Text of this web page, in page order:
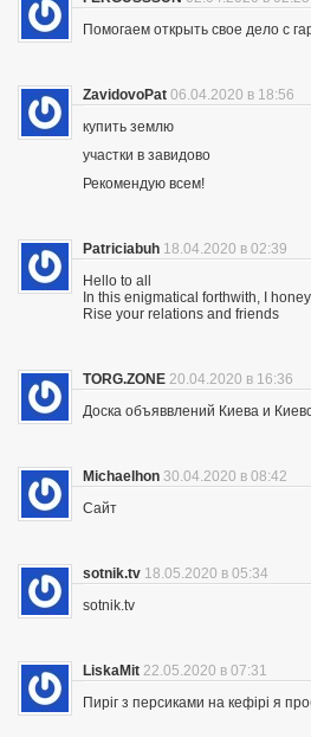
Помогаем открыть свое дело с
ZavidovoPat 06.04.2020 в 18:56
купить землю
участки в завидово
Рекомендую всем!
Patriciabuh 18.04.2020 в 02:39
Hello to all
In this enigmatical forthwith, I honey
Rise your relations and friends
TORG.ZONE 20.04.2020 в 16:36
Доска объяввлений Киева и
Michaelhon 30.04.2020 в 08:42
Сайт
sotnik.tv 18.05.2020 в 05:34
sotnik.tv
LiskaMit 22.05.2020 в 07:31
Пиріг з персиками на кефірі я